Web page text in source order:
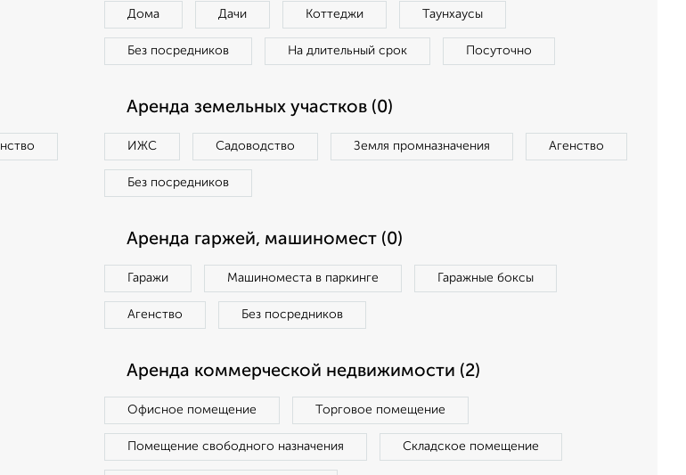
Дома Дачи Коттеджи Таунхаусы
Без посредников На длительный срок Посуточно
Аренда земельных участков (0)
ИЖС Садоводство Земля промназначения Агенство
Без посредников
Аренда гаржей, машиномест (0)
Гаражи Машиноместа в паркинге Гаражные боксы
Агенство Без посредников
Аренда коммерческой недвижимости (2)
Офисное помещение Торговое помещение
Помещение свободного назначения Складское помещение